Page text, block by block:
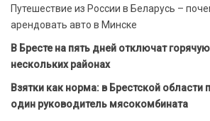
Путешествие из России в Беларусь –
арендовать авто в Минске
В Бресте на пять дней отключат
нескольких районах
Взятки как норма: в Брестской
один руководитель мясокомбината